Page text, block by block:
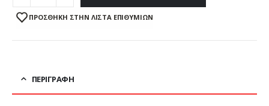
ΠΡΌΣΘΉΚΗ ΣΤΗΝ ΛΊΣΤΑ ΕΠΙΘΥΜΙΏΝ
ΠΕΡΙΓΡΑΦΉ